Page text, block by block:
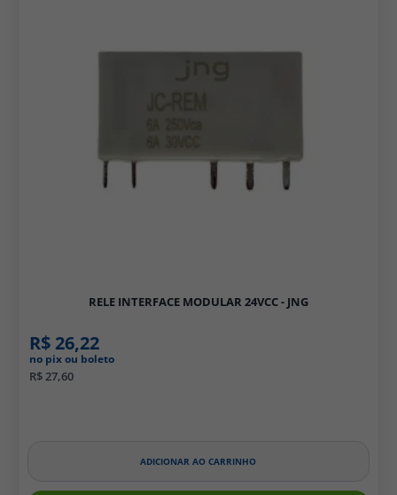
RELE INTERFACE MODULAR 24VCC - JNG
R$ 26,22
no pix ou boleto
R$ 27,60
ADICIONAR AO CARRINHO